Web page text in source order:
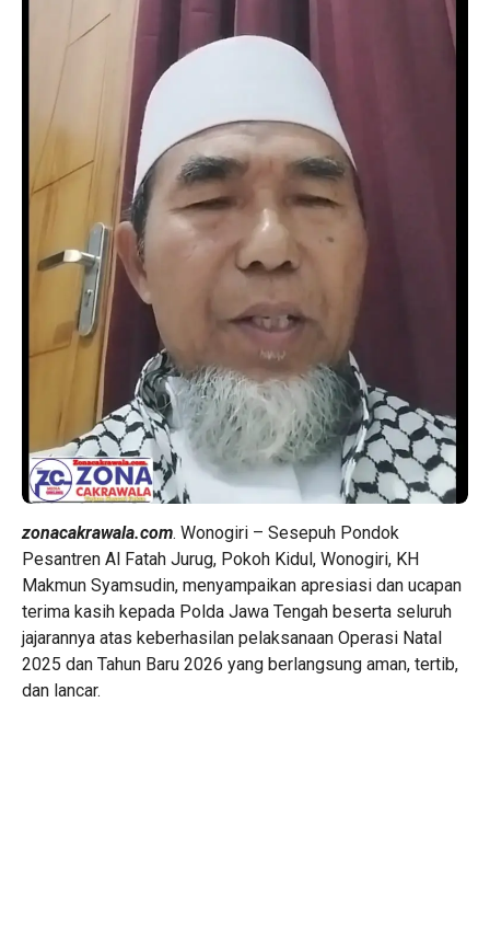
zonacakrawala.com. Wonogiri – Sesepuh Pondok
Pesantren Al Fatah Jurug, Pokoh Kidul, Wonogiri, KH
Makmun Syamsudin, menyampaikan apresiasi dan ucapan
terima kasih kepada Polda Jawa Tengah beserta seluruh
jajarannya atas keberhasilan pelaksanaan Operasi Natal
2025 dan Tahun Baru 2026 yang berlangsung aman, tertib,
dan lancar.